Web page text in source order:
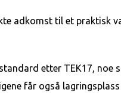
adkomst til et praktisk
etter TEK17, noe
får også